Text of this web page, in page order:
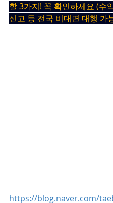
할 3가지! 꼭 확인하세요 (수
신고 등 전국 비대면 대행 가
https://blog.naver.com/